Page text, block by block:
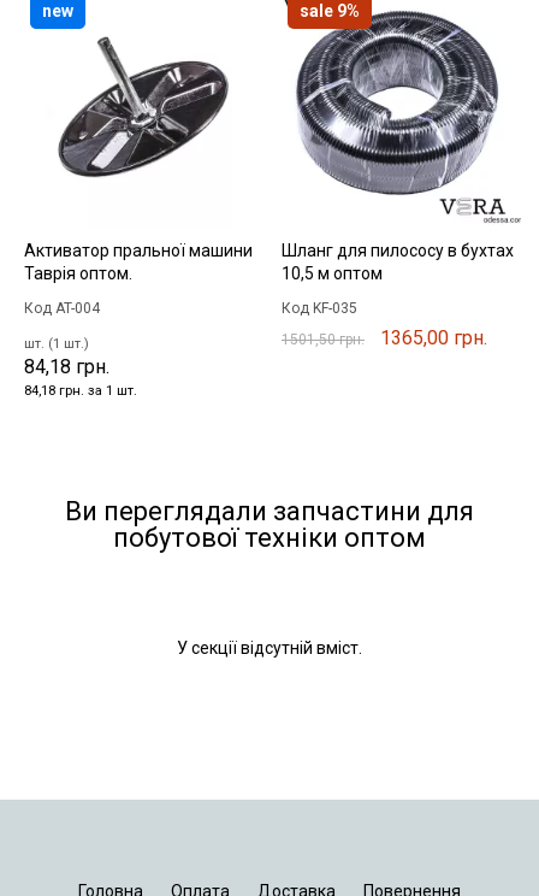
Активатор пральної машини
Таврія оптом.
Код AT-004
шт. (1 шт.)
84,18 грн.
84,18 грн. за 1 шт.
new
Шланг для пилососу в бухтах
10,5 м оптом
Код KF-035
1501,50 грн.
1365,00 грн.
sale 9%
Ви переглядали запчастини для
побутової техніки оптом
У секції відсутній вміст.
Головна Оплата Доставка Повернення